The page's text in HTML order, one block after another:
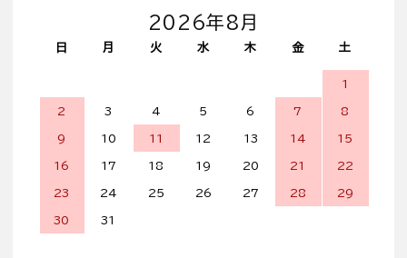
2026年8月
日 月 火 水 木 金 土
1
2 3 4 5 6 7 8
9 10 11 12 13 14 15
16 17 18 19 20 21 22
23 24 25 26 27 28 29
30 31